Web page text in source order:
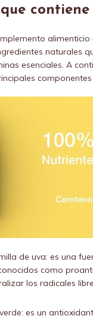
contiene
alimenticio
naturales
esenciales. A
componentes
de uva: es una
como
los radicales
es un